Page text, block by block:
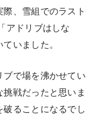
、雪組でのラスト
アドリブはしな
いました。
で場を沸かせてい
戦だったと思いま
ることになるでし